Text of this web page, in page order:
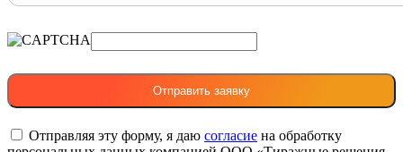
Отправляя эту форму, я даю согласие на обработку